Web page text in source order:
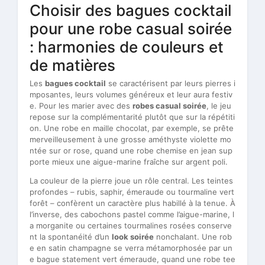
Choisir des bagues cocktail
pour une robe casual soirée
: harmonies de couleurs et
de matières
Les bagues cocktail se caractérisent par leurs pierres i
mposantes, leurs volumes généreux et leur aura festiv
e. Pour les marier avec des robes casual soirée, le jeu
repose sur la complémentarité plutôt que sur la répétiti
on. Une robe en maille chocolat, par exemple, se prête
merveilleusement à une grosse améthyste violette mo
ntée sur or rose, quand une robe chemise en jean sup
porte mieux une aigue-marine fraîche sur argent poli.
La couleur de la pierre joue un rôle central. Les teintes
profondes – rubis, saphir, émeraude ou tourmaline vert
forêt – confèrent un caractère plus habillé à la tenue. À
l’inverse, des cabochons pastel comme l’aigue-marine, l
a morganite ou certaines tourmalines rosées conserve
nt la spontanéité d’un look soirée nonchalant. Une rob
e en satin champagne se verra métamorphosée par un
e bague statement vert émeraude, quand une robe tee